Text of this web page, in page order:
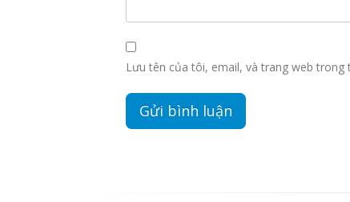
Lưu tên của tôi, email, và trang web trong